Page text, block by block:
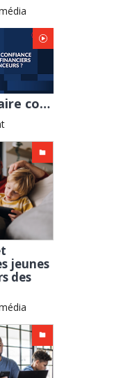
Peut-on faire confiance aux conseils financiers des influenceurs ?
jeunes
des